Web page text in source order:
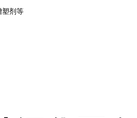
塑剂等